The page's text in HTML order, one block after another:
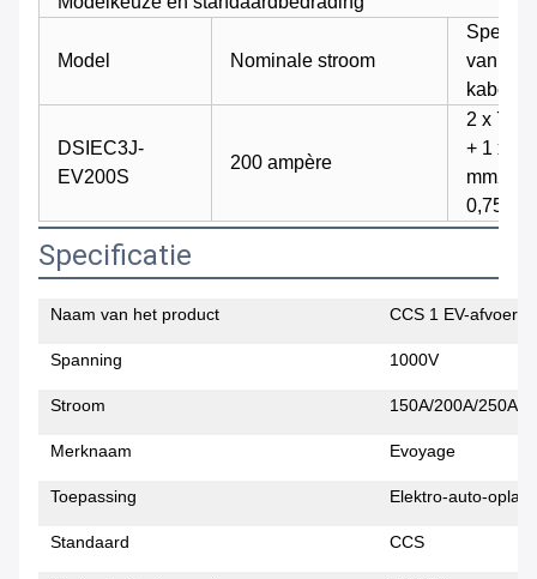
Model Nominale stroom
van de
kabels
DSIEC3J-
EV200S
200 ampère
2 x 70
+ 1 x 6
mm2 +
0,75
Specificatie
Naam van het product CCS 1 EV-afvoer
Spanning 1000V
Stroom 150A/200A/250A/
Merknaam Evoyage
Toepassing Elektro-auto-
Standaard CCS